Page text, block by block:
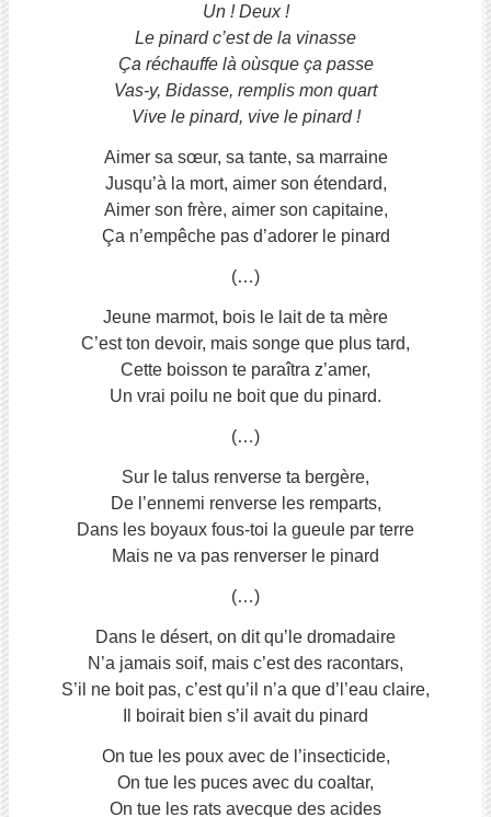
Un ! Deux !
Le pinard c’est de la vinasse
Ça réchauffe là oùsque ça passe
Vas-y, Bidasse, remplis mon quart
Vive le pinard, vive le pinard !
Aimer sa sœur, sa tante, sa marraine
Jusqu’à la mort, aimer son étendard,
Aimer son frère, aimer son capitaine,
Ça n’empêche pas d’adorer le pinard
(…)
Jeune marmot, bois le lait de ta mère
C’est ton devoir, mais songe que plus tard,
Cette boisson te paraîtra z’amer,
Un vrai poilu ne boit que du pinard.
(…)
Sur le talus renverse ta bergère,
De l’ennemi renverse les remparts,
Dans les boyaux fous-toi la gueule par terre
Mais ne va pas renverser le pinard
(…)
Dans le désert, on dit qu’le dromadaire
N’a jamais soif, mais c’est des racontars,
S’il ne boit pas, c’est qu’il n’a que d’l’eau claire,
Il boirait bien s’il avait du pinard
On tue les poux avec de l’insecticide,
On tue les puces avec du coaltar,
On tue les rats avecque des acides